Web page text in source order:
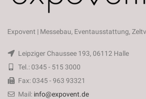
Expovent | Messebau, Eventausstattung,
Leipziger Chaussee 193, 06112 Halle
Tel.: 0345 - 515 3000
Fax: 0345 - 963 93321
Mail: info@expovent.de